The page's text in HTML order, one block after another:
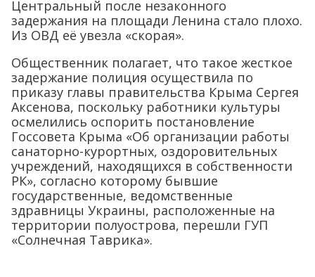
Центральный после незаконного
задержания на площади Ленина стало плохо.
Из ОВД её увезла «скорая».
Общественник полагает, что такое жесткое
задержание полиция осуществила по
приказу главы правительства Крыма Сергея
Аксенова, поскольку работники культуры
осмелились оспорить постановление
Госсовета Крыма «Об организации работы
санаторно-курортных, оздоровительных
учреждений, находящихся в собственности
РК», согласно которому бывшие
государственные, ведомственные
здравницы Украины, расположенные на
территории полуострова, перешли ГУП
«Солнечная Таврика».